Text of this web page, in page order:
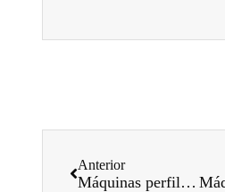
Anterior
Máquinas perfiladoras de resbalones